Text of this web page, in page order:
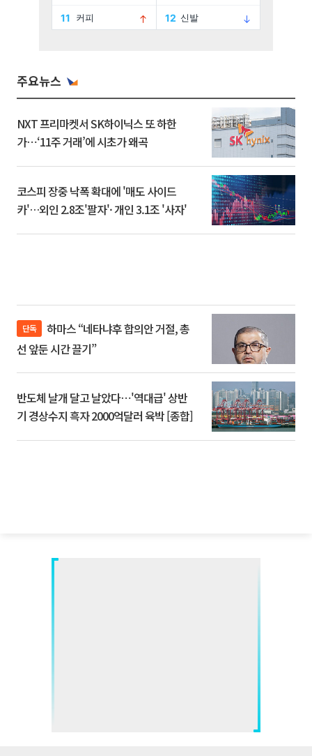
주요뉴스
NXT 프리마켓서 SK하이닉스 또 하한
가⋯‘11주 거래’에 시초가 왜곡
코스피 장중 낙폭 확대에 '매도 사이드
카'…외인 2.8조'팔자'· 개인 3.1조 '사자'
단독
선 앞둔 시간 끌기”
반도체 날개 달고 날았다⋯'역대급' 상반
기 경상수지 흑자 2000억달러 육박 [종합]